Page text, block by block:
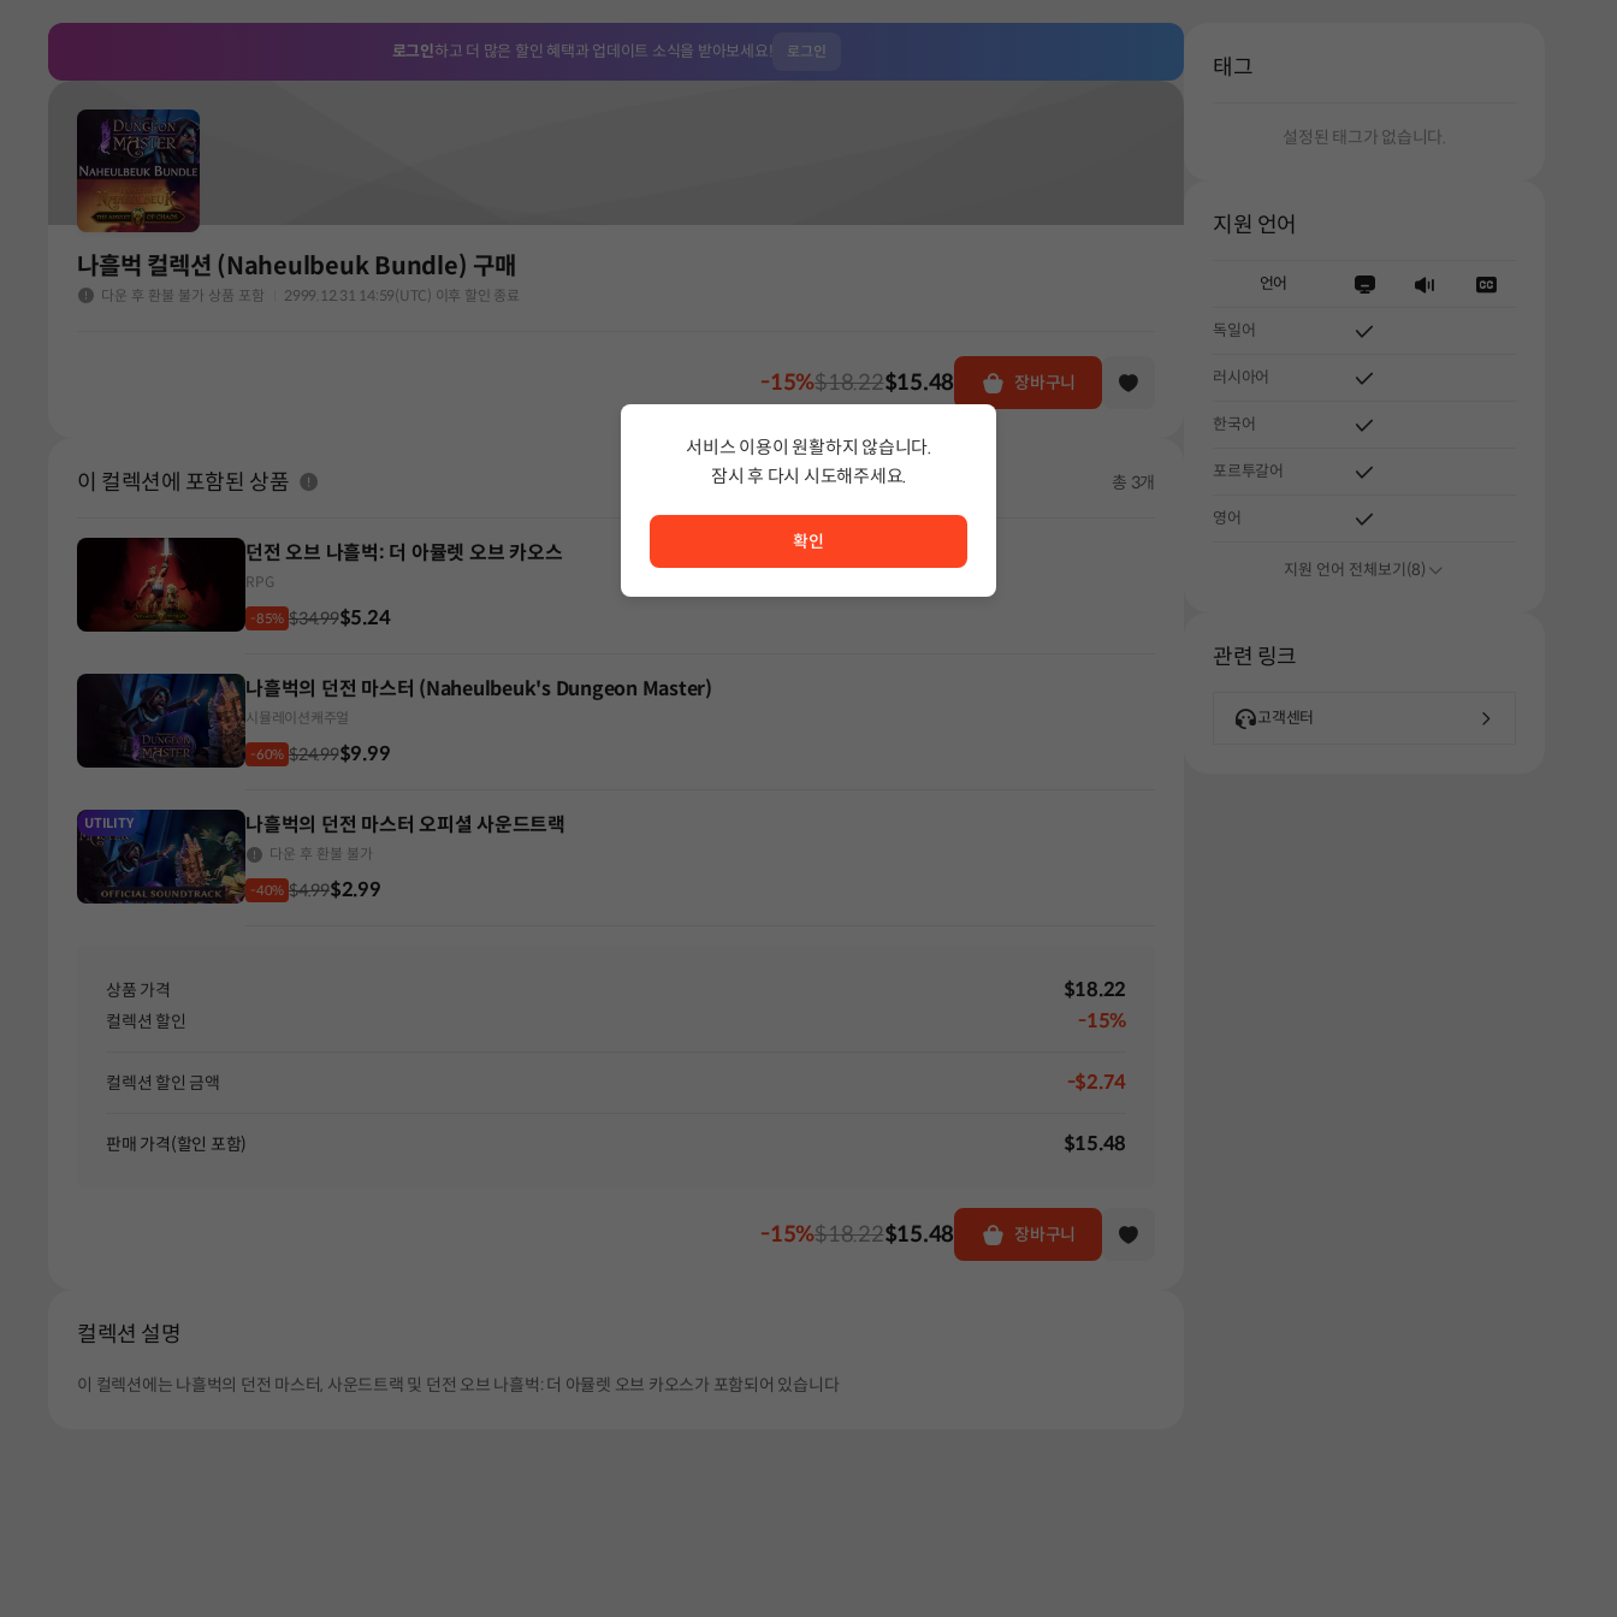
로그인하고 더 많은 할인 혜택과 업데이트 소식을 받아보세요! 로그인
나흘벅 컬렉션 (Naheulbeuk Bundle) 구매
다운 후 환불 불가 상품 포함 2999.12.31 14:59(UTC) 이후 할인 종료
-15%$18.22$15.48 장바구니
이 컬렉션에 포함된 상품 총 3개
던전 오브 나흘벅: 더 아뮬렛 오브 카오스
RPG
-85% $34.99$5.24
나흘벅의 던전 마스터 (Naheulbeuk's Dungeon Master)
시뮬레이션 캐주얼
-60% $24.99$9.99
UTILITY 나흘벅의 던전 마스터 오피셜 사운드트랙
다운 후 환불 불가
-40% $4.99$2.99
상품 가격 $18.22
컬렉션 할인 -15%
컬렉션 할인 금액 -$2.74
판매 가격(할인 포함) $15.48
-15%$18.22$15.48 장바구니
컬렉션 설명
이 컬렉션에는 나흘벅의 던전 마스터, 사운드트랙 및 던전 오브 나흘벅: 더 아뮬렛 오브 카오스가 포함되어 있습니다
태그
설정된 태그가 없습니다.
지원 언어
언어
독일어
러시아어
한국어
포르투갈어
영어
지원 언어 전체보기(8)
관련 링크
고객센터
서비스 이용이 원활하지 않습니다.
잠시 후 다시 시도해주세요.
확인